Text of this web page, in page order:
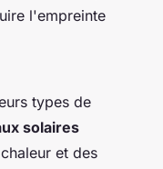
l'empreinte
types de
solaires
et des